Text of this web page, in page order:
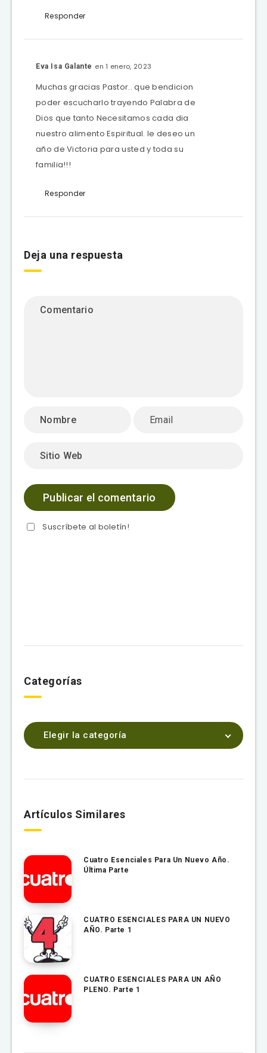
Responder
Eva Isa Galante en 1 enero, 2023
Muchas gracias Pastor.. que bendicion
poder escucharlo trayendo Palabra de
Dios que tanto Necesitamos cada dia
nuestro alimento Espiritual. le deseo un
año de Victoria para usted y toda su
familia!!!
Responder
Deja una respuesta
Suscríbete al boletín!
Categorías
Elegir la categoría
Artículos Similares
Cuatro Esenciales Para Un Nuevo Año.
Última Parte
CUATRO ESENCIALES PARA UN NUEVO
AÑO. Parte 1
CUATRO ESENCIALES PARA UN AÑO
PLENO. Parte 1